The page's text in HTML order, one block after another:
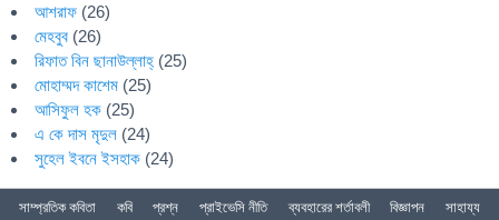
আশরাফ (26)
মেহবুব (26)
রিফাত বিন ছানাউল্লাহ্ (25)
মোহাম্মদ কাশেম (25)
আসিফুল হক (25)
এ কে দাস মৃদুল (24)
সুহেল ইবনে ইসহাক (24)
সাম্প্রতিক কবিতা কবি প্রশ্ন প্রাইভেসি নীতি ব্যবহারের শর্তাবলী বিজ্ঞাপন সাহায্য